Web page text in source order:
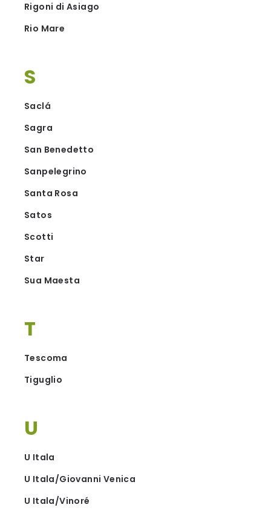
Rigoni di Asiago
Rio Mare
S
Saclá
Sagra
San Benedetto
Sanpelegrino
Santa Rosa
Satos
Scotti
Star
Sua Maesta
T
Tescoma
Tiguglio
U
U Itala
U Itala/Giovanni Venica
U Itala/Vinoré